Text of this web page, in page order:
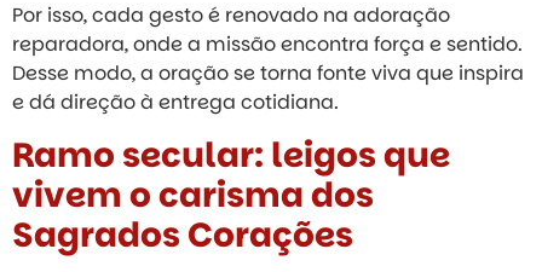
Por isso, cada gesto é renovado na adoração
reparadora, onde a missão encontra força e sentido.
Desse modo, a oração se torna fonte viva que inspira
e dá direção à entrega cotidiana.
Ramo secular: leigos que
vivem o carisma dos
Sagrados Corações